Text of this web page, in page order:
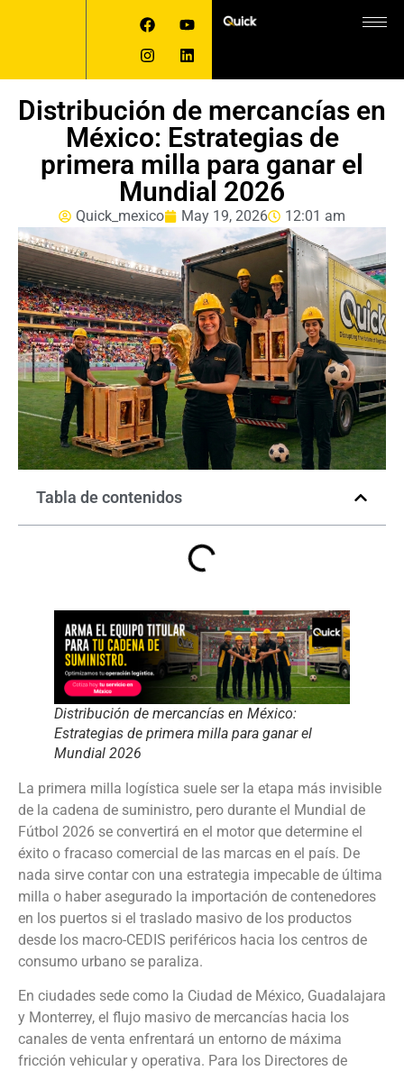
Distribución de mercancías en
México: Estrategias de
primera milla para ganar el
Mundial 2026
Quick_mexico May 19, 2026 12:01 am
Tabla de contenidos
Distribución de mercancías en México:
Estrategias de primera milla para ganar el
Mundial 2026
La primera milla logística suele ser la etapa más invisible
de la cadena de suministro, pero durante el Mundial de
Fútbol 2026 se convertirá en el motor que determine el
éxito o fracaso comercial de las marcas en el país. De
nada sirve contar con una estrategia impecable de última
milla o haber asegurado la importación de contenedores
en los puertos si el traslado masivo de los productos
desde los macro-CEDIS periféricos hacia los centros de
consumo urbano se paraliza.
En ciudades sede como la Ciudad de México, Guadalajara
y Monterrey, el flujo masivo de mercancías hacia los
canales de venta enfrentará un entorno de máxima
fricción vehicular y operativa. Para los Directores de